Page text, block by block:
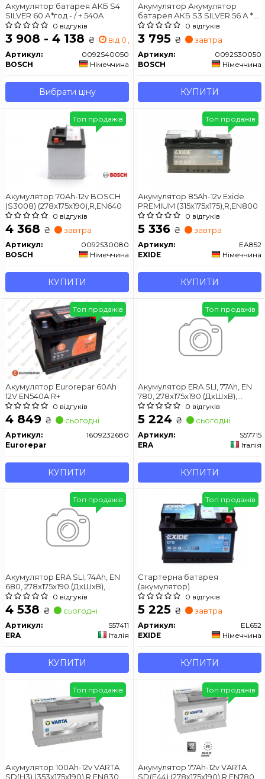
Акумулятор батарея АКБ S4
SILVER 60 А*год - / + 540A
0 відгуків
3 908 - 4 138 ₴ від 0 дн.
Артикул:
0092S40050
BOSCH
Німеччина
Вибрати ціну
Акумулятор Акумулятор
батарея АКБ S3 SILVER 56 А *
год - / + 480A0 відгуків
3 795 ₴ завтра
Артикул:
0092S30050
BOSCH
Німеччина
КУПИТИ
Акумулятор 70Ah-12v BOSCH
(S3008) (278x175x190),R,EN640
0 відгуків
4 368 ₴ завтра
Артикул:
0092S30080
BOSCH
Німеччина
КУПИТИ
Топ продажів
Акумулятор 85Ah-12v Exide
PREMIUM (315х175х175),R,EN800
0 відгуків
5 336 ₴ завтра
Артикул:
EA852
EXIDE
Німеччина
КУПИТИ
Топ продажів
Акумулятор Eurorepar 60Ah
12V EN540A R+
0 відгуків
4 849 ₴ сьогодні
Артикул:
1609232680
Eurorepar
КУПИТИ
Топ продажів
Акумулятор ERA SLI, 77Ah, EN
780, 278x175x190 (ДхШхВ),
правий "+"
0 відгуків
5 224 ₴ сьогодні
Артикул:
S57715
ERA
Італія
КУПИТИ
Топ продажів
Акумулятор ERA SLI, 74Ah, EN
680, 278x175x190 (ДхШхВ),
правий "+"
0 відгуків
4 538 ₴ сьогодні
Артикул:
S57411
ERA
Італія
КУПИТИ
Топ продажів
Стартерна батарея
(акумулятор)
0 відгуків
5 225 ₴ завтра
Артикул:
EL652
EXIDE
Німеччина
КУПИТИ
Топ продажів
Акумулятор 100Ah-12v VARTA
SD(H3) (353x175x190),R,EN830
Топ продажів
Акумулятор 77Ah-12v VARTA
SD(E44) (278х175х190),R,EN780
Топ продажів